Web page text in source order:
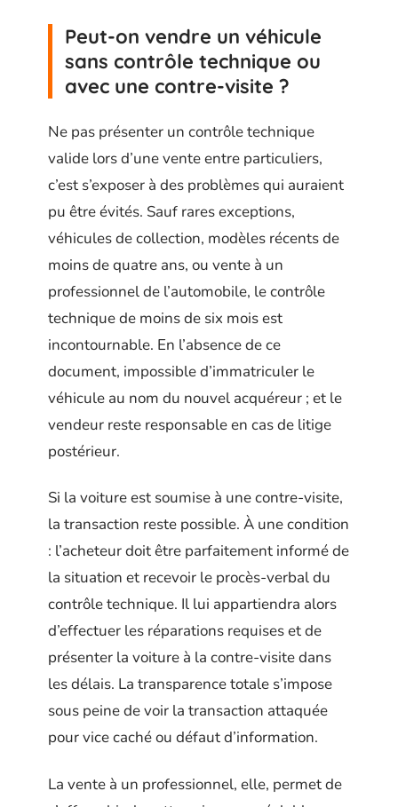
Peut-on vendre un véhicule
sans contrôle technique ou
avec une contre-visite ?
Ne pas présenter un contrôle technique
valide lors d’une vente entre particuliers,
c’est s’exposer à des problèmes qui auraient
pu être évités. Sauf rares exceptions,
véhicules de collection, modèles récents de
moins de quatre ans, ou vente à un
professionnel de l’automobile, le contrôle
technique de moins de six mois est
incontournable. En l’absence de ce
document, impossible d’immatriculer le
véhicule au nom du nouvel acquéreur ; et le
vendeur reste responsable en cas de litige
postérieur.
Si la voiture est soumise à une contre-visite,
la transaction reste possible. À une condition
: l’acheteur doit être parfaitement informé de
la situation et recevoir le procès-verbal du
contrôle technique. Il lui appartiendra alors
d’effectuer les réparations requises et de
présenter la voiture à la contre-visite dans
les délais. La transparence totale s’impose
sous peine de voir la transaction attaquée
pour vice caché ou défaut d’information.
La vente à un professionnel, elle, permet de